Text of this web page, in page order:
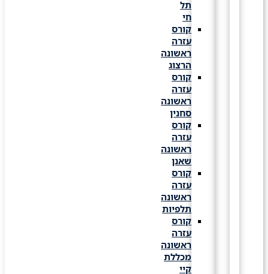
קורס
עזרה
ראשונה
הרצוג
קורס
עזרה
ראשונה
סחנין
קורס
עזרה
ראשונה
קורס
עזרה
ראשונה
תלפיות
קורס
עזרה
ראשונה
מכללת